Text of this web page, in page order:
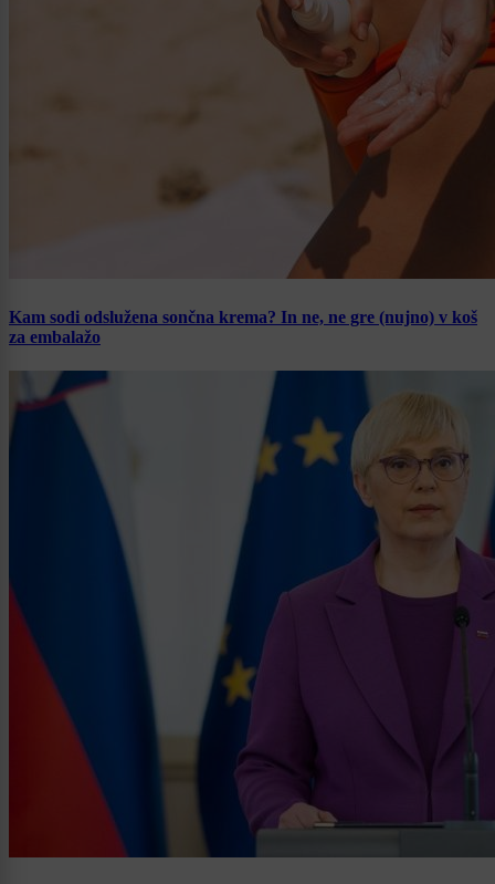
Kam sodi odslužena sončna krema? In ne, ne gre (nujno) v koš
za embalažo